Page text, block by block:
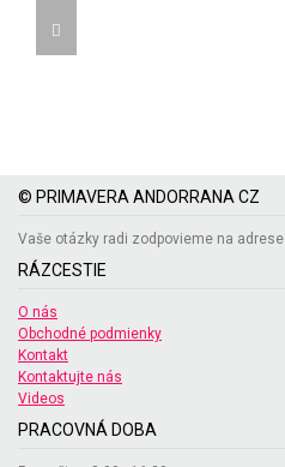
© PRIMAVERA ANDORRANA CZ
Vaše otázky radi zodpovieme na adrese
RÁZCESTIE
O nás
Obchodné podmienky
Kontakt
Kontaktujte nás
Videos
PRACOVNÁ DOBA